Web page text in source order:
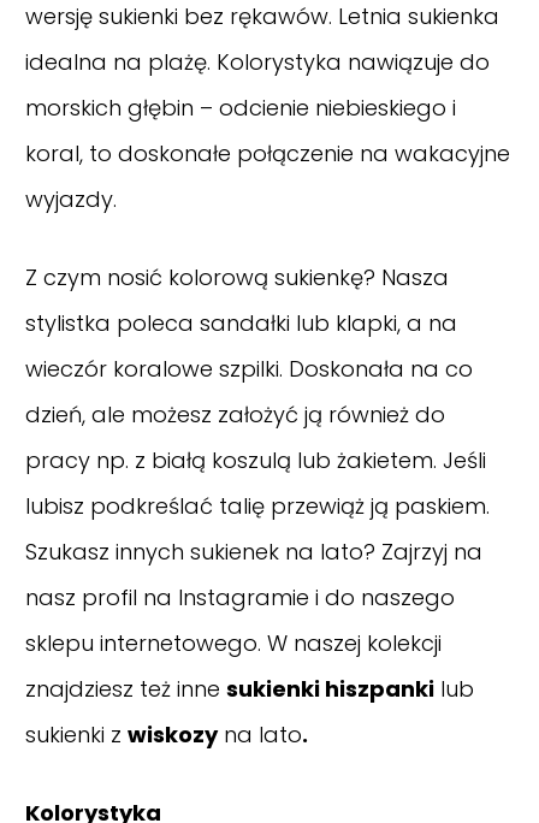
wersję sukienki bez rękawów. Letnia sukienka
idealna na plażę. Kolorystyka nawiązuje do
morskich głębin – odcienie niebieskiego i
koral, to doskonałe połączenie na wakacyjne
wyjazdy.
Z czym nosić kolorową sukienkę? Nasza
stylistka poleca sandałki lub klapki, a na
wieczór koralowe szpilki. Doskonała na co
dzień, ale możesz założyć ją również do
pracy np. z białą koszulą lub żakietem. Jeśli
lubisz podkreślać talię przewiąż ją paskiem.
Szukasz innych sukienek na lato? Zajrzyj na
nasz profil na Instagramie i do naszego
sklepu internetowego. W naszej kolekcji
znajdziesz też inne sukienki hiszpanki lub
sukienki z wiskozyna lato.
Kolorystyka